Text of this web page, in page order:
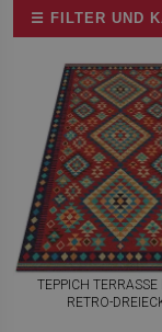
☰ FILTER UND
TEPPICH
RETRO-